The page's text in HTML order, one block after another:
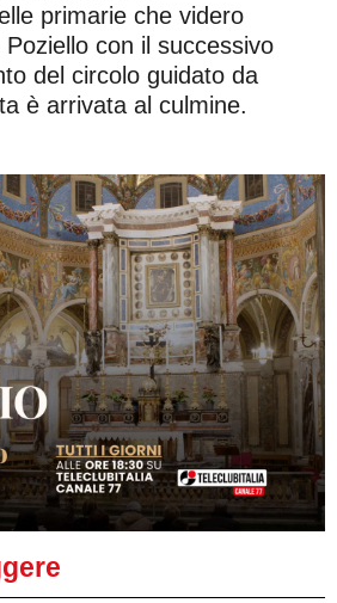
primarie che videro
con il successivo
del circolo guidato da
è arrivata al culmine.